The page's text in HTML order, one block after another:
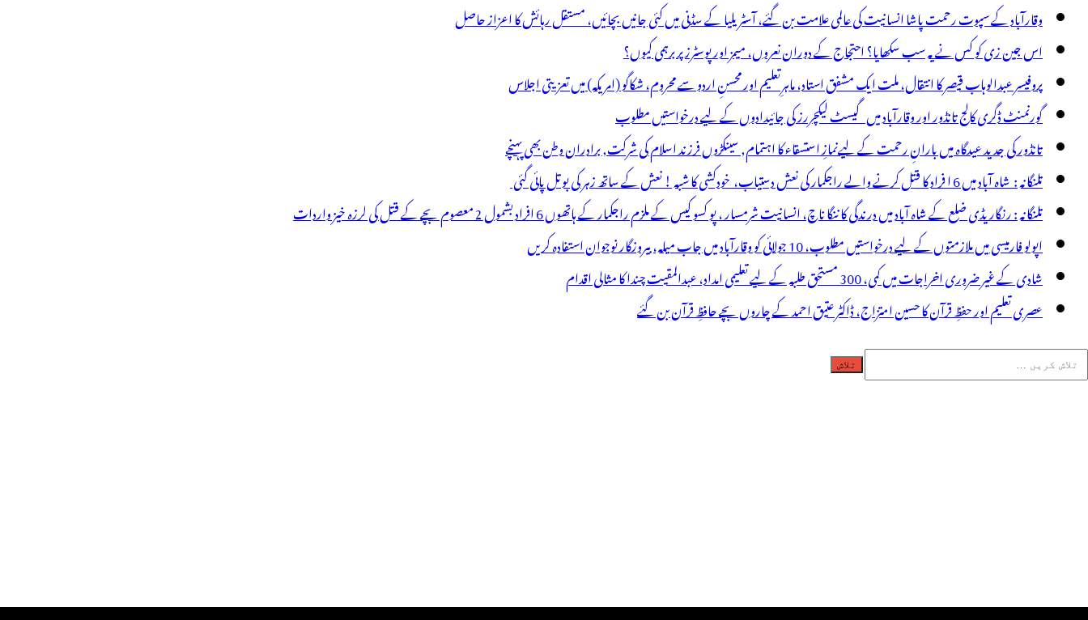
وقارآباد کے سپوت رحمت پاشا انسانیت کی عالمی علامت بن گئے، آسٹریلیا کے سڈنی میں کئی جانیں بچائیں، مستقل رہائش کا اعزاز حاصل
اس جین زی کو کس نے یہ سب سکھایا؟ احتجاج کے دوران نعروں، میمز اور پوسٹرز پر برہمی کیوں؟
پروفیسر عبدالوہاب قیصر کا انتقال، ملت ایک مشفق استاد، ماہرِتعلیم اور محسنِ اردو سے محروم، شکاگو (امریکہ) میں تعزیتی اجلاس
گورنمنٹ ڈگری کالج تانڈور اور وقارآباد میں گیسٹ لیکچررز کی جائیدادوں کے لیے درخواستیں مطلوب
تانڈور کی جدید عیدگاہ میں بارانِ رحمت کے لیےنمازِ استسقاء کا اہتمام, سینکڑوں فرزند اسلام کی شرکت, برادران وطن بھی پہنچے
تلنگانہ : شاہ آباد میں 6 ا فراد کا قتل کرنے والے راجکمار کی نعش دستیاب، خودکشی کا شبہ ! نعش کے ساتھ زہر کی بوتل پائی گئی
تلنگانہ : رنگاریڈی ضلع کے شاہ آباد میں درندگی کا ننگا ناچ، انسانیت شرمسار ، پو کسو کیس کے ملزم راجکمار کے ہاتھوں 6 افراد بشمول 2 معصوم بچے کے قتل کی لرزہ خیز واردات
اپولو فارمیسی میں ملازمتوں کے لیے درخواستیں مطلوب، 10 جولائی کو وقارآباد میں جاب میلہ، بیروزگار نوجوان استفادہ کریں
شادی کے غیر ضروری اخراجات میں کمی، 300 مستحق طلبہ کے لیے تعلیمی امداد، عبدالمقیت چندا کا مثالی اقدام
عصری تعلیم اور حفظِ قرآن کا حسین امتزاج، ڈاکٹر عتیق احمد کے چاروں بچے حافظِ قرآن بن گئے